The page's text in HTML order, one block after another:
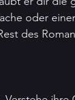
oder
des